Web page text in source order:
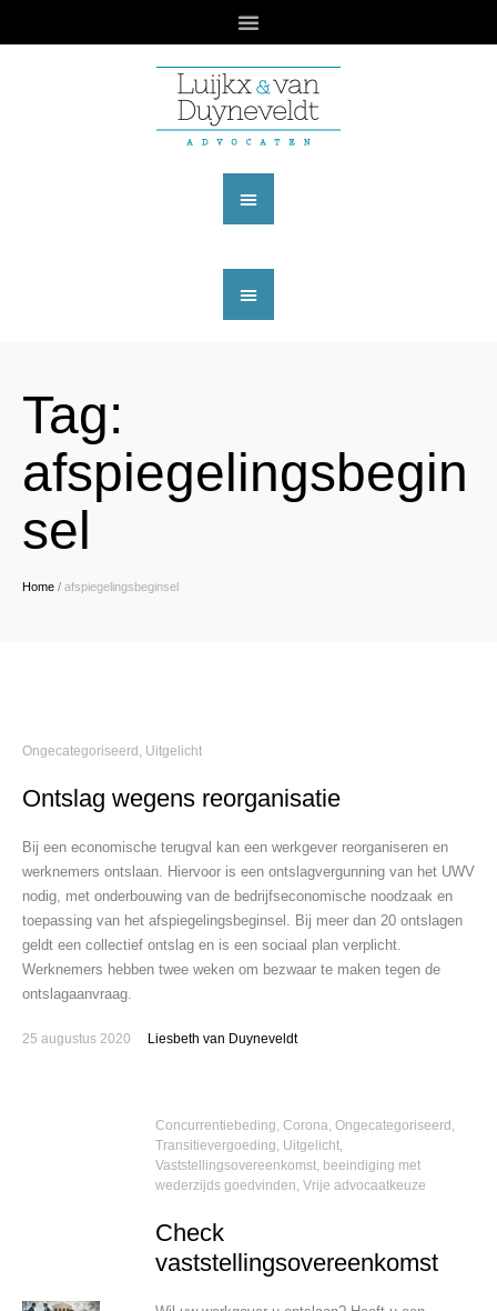
Tag:
afspiegelingsbegin
sel
Home / afspiegelingsbeginsel
Ongecategoriseerd , Uitgelicht
Ontslag wegens reorganisatie
Bij een economische terugval kan een werkgever reorganiseren en
werknemers ontslaan. Hiervoor is een ontslagvergunning van het UWV
nodig, met onderbouwing van de bedrijfseconomische noodzaak en
toepassing van het afspiegelingsbeginsel. Bij meer dan 20 ontslagen
geldt een collectief ontslag en is een sociaal plan verplicht.
Werknemers hebben twee weken om bezwaar te maken tegen de
ontslagaanvraag.
25 augustus 2020 Liesbeth van Duyneveldt
Concurrentiebeding,Corona,Ongecategoriseerd ,
Transitievergoeding, Uitgelicht,
Vaststellingsovereenkomst, beeindiging met
wederzijds goedvinden,Vrije advocaatkeuze
Check
vaststellingsovereenkomst